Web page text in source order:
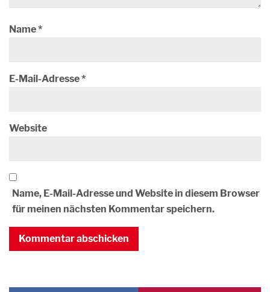
Name*
E-Mail-Adresse*
Website
Name, E-Mail-Adresse und Website in diesem Browser
für meinen nächsten Kommentar speichern.